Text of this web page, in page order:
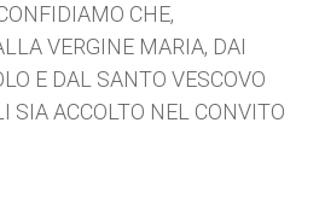
CHE,
VERGINE MARIA, DAI
E DAL SANTO VESCOVO
SIA ACCOLTO NEL CONVITO